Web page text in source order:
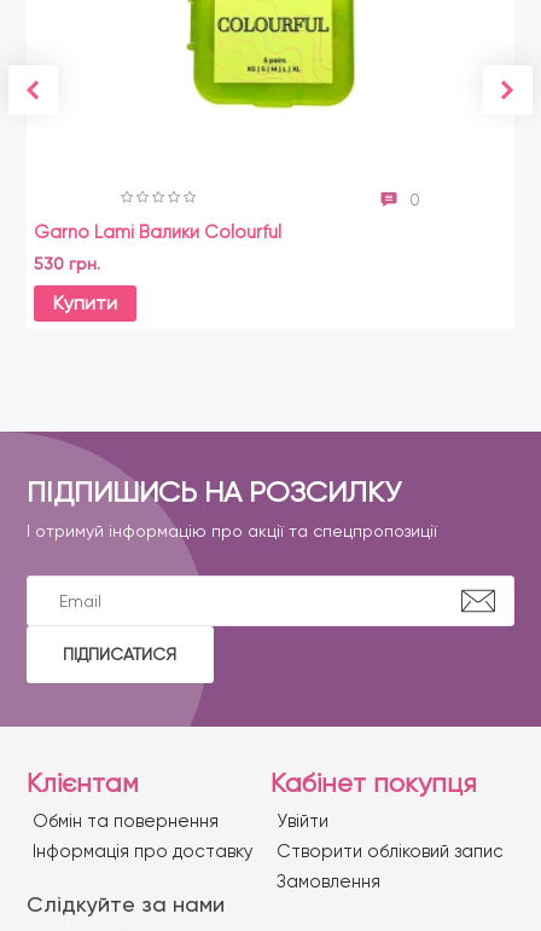
0
Garno Lami Валики Colourful
530 грн.
Купити
ПІДПИШИСЬ НА РОЗСИЛКУ
І отримуй інформацію про акції та спецпропозиції
ПІДПИСАТИСЯ
Клієнтам
Обмін та повернення
Iнформація про доставку
Слідкуйте за нами
Кабінет покупця
Увійти
Створити обліковий запис
Замовлення